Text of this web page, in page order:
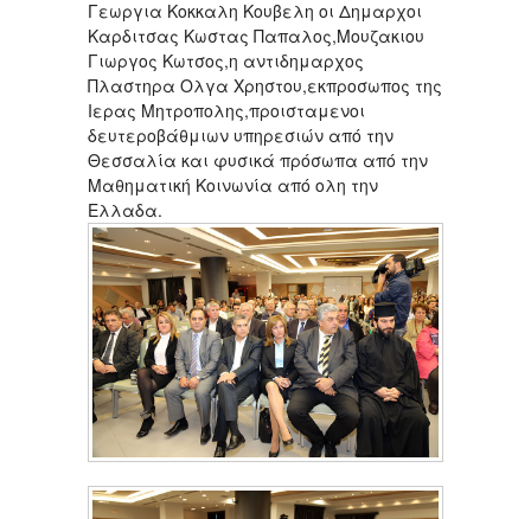
Γεωργια Κοκκαλη Κουβελη οι Δημαρχοι
Καρδιτσας Κωστας Παπαλος,Μουζακιου
Γιωργος Κωτσος,η αντιδημαρχος
Πλαστηρα Ολγα Χρηστου,εκπροσωπος της
Ιερας Μητροπολης,προισταμενοι
δευτεροβάθμιων υπηρεσιών από την
Θεσσαλία και φυσικά πρόσωπα από την
Μαθηματική Κοινωνία από ολη την
Ελλαδα.